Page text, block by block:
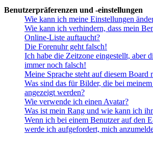
Benutzerpräferenzen und -einstellungen
Wie kann ich meine Einstellungen
Wie kann ich verhindern, dass mein
Online-Liste auftaucht?
Die Forenuhr geht falsch!
Ich habe die Zeitzone eingestellt, aber
immer noch falsch!
Meine Sprache steht auf diesem Board
Was sind das für Bilder, die bei
angezeigt werden?
Wie verwende ich einen Avatar?
Was ist mein Rang und wie kann ich
Wenn ich bei einem Benutzer auf den
werde ich aufgefordert, mich